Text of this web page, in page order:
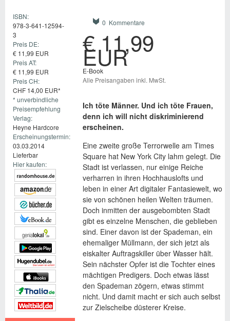
ISBN:
978-3-641-12594-
3
Preis DE:
€ 11,99 EUR
Preis AT:
€ 11,99 EUR
Preis CH:
CHF 14,00 EUR*
* unverbindliche
Preisempfehlung
Verlag:
Heyne Hardcore
Erscheinungstermin:
03.03.2014
Lieferbar
Hier kaufen:
0 Kommentare
€ 11,99
EUR
E-Book
Alle Preisangaben inkl. MwSt.
Ich töte Männer. Und ich töte Frauen,
denn ich will nicht diskriminierend
erscheinen.
Eine zweite große Terrorwelle am Times
Square hat New York City lahm gelegt. Die
Stadt ist verlassen, nur einige Reiche
verharren in ihren Hochhauslofts und
leben in einer Art digitaler Fantasiewelt, wo
sie von schönen heilen Welten träumen.
Doch inmitten der ausgebombten Stadt
gibt es einzelne Menschen, die geblieben
sind. Einer davon ist der Spademan, ein
ehemaliger Müllmann, der sich jetzt als
eiskalter Auftragskiller über Wasser hält.
Sein nächster Opfer ist die Tochter eines
mächtigen Predigers. Doch etwas lässt
den Spademan zögern, etwas stimmt
nicht. Und damit macht er sich auch selbst
zur Zielscheibe düsterer Kreise.